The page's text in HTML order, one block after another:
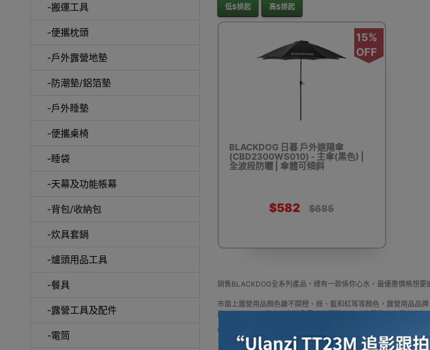
-搬運工具
-便攜枕頭
-戶外露營地墊
-防潮墊/鋁箔墊
-戶外睡墊
-便攜桌椅
-睡袋
-天幕及功能帳幕
-背包/收納包
-炊具套鍋
-爐頭用品工具
-餐具
-露營工具及配件
-電筒
充氣床墊/氣墊床
充氣泵 手拉泵/腳泵 氣氛燈飾
低$排起 高$排起
15%
OFF
BLACKDOG 日暮 戶外遮陽傘
(CBD2300WS010) - 主傘(黑色) |
全波段防曬 | 傘體可傾斜
$582 $685
銷售BLACKDOG全系列產品，總有一款係你心水，最優惠價格想
市面上露營用品顏色離不開橙、綠、藍和紅等等顏色，露營用品品
而BLACKDOG推出了多款全黑互外露營用品，為露營人士帶來耳目
Outlet Express HK 生活百貨城網上商城購買 BLACKDOG 產品
多款 BLACKDOG 官方代理、香港供應商或進口商BLACKDOG產